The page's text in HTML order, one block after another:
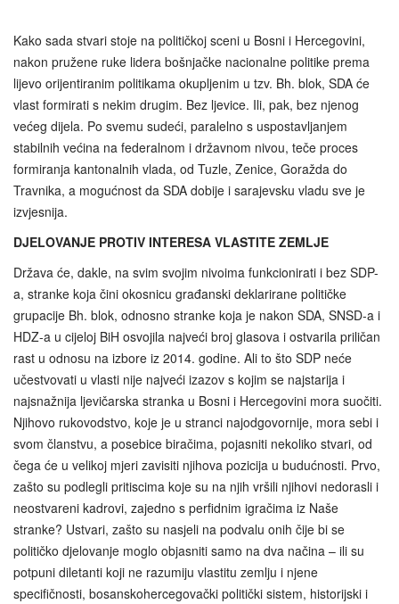
Kako sada stvari stoje na političkoj sceni u Bosni i Hercegovini,
nakon pružene ruke lidera bošnjačke nacionalne politike prema
lijevo orijentiranim politikama okupljenim u tzv. Bh. blok, SDA će
vlast formirati s nekim drugim. Bez ljevice. Ili, pak, bez njenog
većeg dijela. Po svemu sudeći, paralelno s uspostavljanjem
stabilnih većina na federalnom i državnom nivou, teče proces
formiranja kantonalnih vlada, od Tuzle, Zenice, Goražda do
Travnika, a mogućnost da SDA dobije i sarajevsku vladu sve je
izvjesnija.
DJELOVANJE PROTIV INTERESA VLASTITE ZEMLJE
Država će, dakle, na svim svojim nivoima funkcionirati i bez SDP-
a, stranke koja čini okosnicu građanski deklarirane političke
grupacije Bh. blok, odnosno stranke koja je nakon SDA, SNSD‑a i
HDZ-a u cijeloj BiH osvojila najveći broj glasova i ostvarila priličan
rast u odnosu na izbore iz 2014. godine. Ali to što SDP neće
učestvovati u vlasti nije najveći izazov s kojim se najstarija i
najsnažnija ljevičarska stranka u Bosni i Hercegovini mora suočiti.
Njihovo rukovodstvo, koje je u stranci najodgovornije, mora sebi i
svom članstvu, a posebice biračima, pojasniti nekoliko stvari, od
čega će u velikoj mjeri zavisiti njihova pozicija u budućnosti. Prvo,
zašto su podlegli pritiscima koje su na njih vršili njihovi nedorasli i
neostvareni kadrovi, zajedno s perfidnim igračima iz Naše
stranke? Ustvari, zašto su nasjeli na podvalu onih čije bi se
političko djelovanje moglo objasniti samo na dva načina – ili su
potpuni diletanti koji ne razumiju vlastitu zemlju i njene
specifičnosti, bosanskohercegovački politički sistem, historijski i